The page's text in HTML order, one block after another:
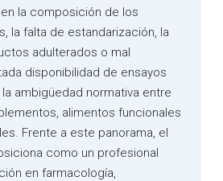
la composición de los
la falta de estandarización, la
adulterados o mal
disponibilidad de ensayos
ambigüedad normativa entre
alimentos funcionales
Frente a este panorama, el
como un profesional
en farmacología,